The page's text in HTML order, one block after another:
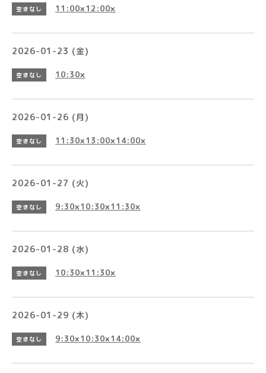
空きなし 11:00×12:00×
2026-01-23 (金)
空きなし 10:30×
2026-01-26 (月)
空きなし 11:30×13:00×14:00×
2026-01-27 (火)
空きなし 9:30×10:30×11:30×
2026-01-28 (水)
空きなし 10:30×11:30×
2026-01-29 (木)
空きなし 9:30×10:30×14:00×